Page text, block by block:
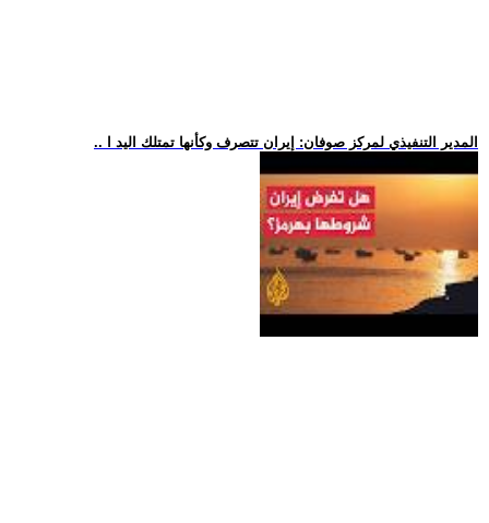
.. المدير التنفيذي لمركز صوفان: إيران تتصرف وكأنها تمتلك اليد ا